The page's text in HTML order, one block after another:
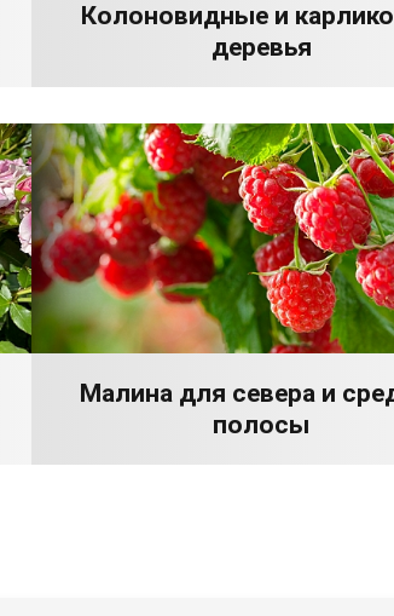
Колоновидные и
деревья
Малина для севера и
полосы